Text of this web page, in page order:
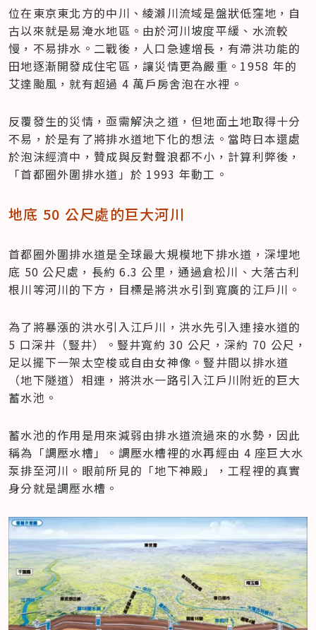
位在東京東北方的中川、綾瀨川流域是盤狀低窪地，自
古以來就是易淹水地區。由於河川坡度平緩、水流較
慢，不易排水。二戰後，人口急遽增長，有滯洪功能的
田地逐漸開發成住宅區，讓災情更為嚴重。1958 年的
艾達颱風，就有超過 4 萬戶房舍泡在水裡。
反覆發生的災情，亟需解決之道，但地面土地取得十分
不易，於是有了將排水道地下化的想法。當時日本還處
於泡沫經濟中，贊成與反對聲浪都不小，計算利弊後，
「首都圈外圍排水道」於 1993 年動工。
地底 50 公尺處的巨大河川
首都圈外圍排水道是全球最大規模地下排水道，深埋地
底 50 公尺處，長約 6.3 公里，通過倉松川、大落古利
根川等河川的下方，目標是將洪水引到寬廣的江戶川。
為了將暴漲的洪水引入江戶川，洪水先引入連接水道的
5 口深井（豎井）。豎井寬約 30 公尺，深約 70 公尺，
足以擺下一架太空梭或自由女神像。豎井間以排水道
（地下隧道）相連，將洪水一路引入江戶川附近的巨大
蓄水池。
蓄水池的作用是用來減弱由排水道流過來的水勢，因此
稱為「調壓水槽」。調壓水槽裡的水再經由 4 座巨大水
泵排至河川。眼前所見的「地下神殿」，工程裡的真實
身分就是調壓水槽。